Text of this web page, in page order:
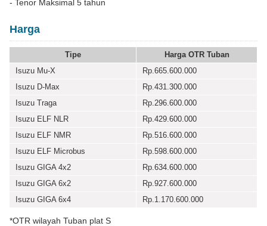
- Tenor Maksimal 5 tahun
Harga
Tipe
Harga OTR Tuban
Isuzu Mu-X
Rp.665.600.000
Isuzu D-Max
Rp.431.300.000
Isuzu Traga
Rp.296.600.000
Isuzu ELF NLR
Rp.429.600.000
Isuzu ELF NMR
Rp.516.600.000
Isuzu ELF Microbus
Rp.598.600.000
Isuzu GIGA 4x2
Rp.634.600.000
Isuzu GIGA 6x2
Rp.927.600.000
Isuzu GIGA 6x4
Rp.1.170.600.000
*OTR wilayah Tuban plat S